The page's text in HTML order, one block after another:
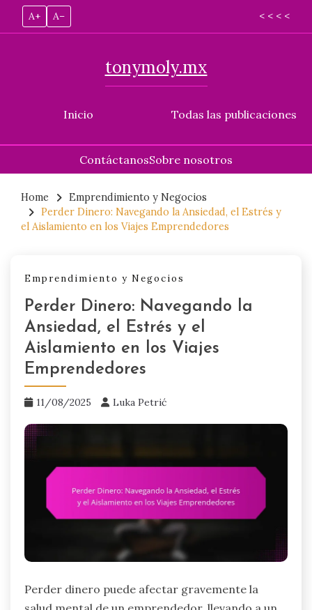
A+ A– < < < <
Inicio
tonymoly.mx
Todas las publicaciones
ContáctanosSobre nosotros
content
Home
Emprendimiento y Negocios
Perder Dinero: Navegando la Ansiedad, el Estrés y
el Aislamiento en los Viajes Emprendedores
Emprendimiento y Negocios
Perder Dinero: Navegando la
Ansiedad, el Estrés y el
Aislamiento en los Viajes
Emprendedores
11/08/2025 Luka Petrić
Perder dinero puede afectar gravemente la